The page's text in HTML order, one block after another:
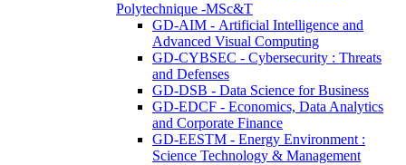
Polytechnique -MSc&T
GD-AIM - Artificial Intelligence and
Advanced Visual Computing
GD-CYBSEC - Cybersecurity : Threats
and Defenses
GD-DSB - Data Science for Business
GD-EDCF - Economics, Data Analytics
and Corporate Finance
GD-EESTM - Energy Environment :
Science Technology & Management